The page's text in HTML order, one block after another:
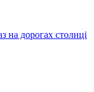
на дорогах столиці